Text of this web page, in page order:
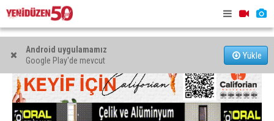
Android uygulamamız
Google Play'de mevcut
Yükle